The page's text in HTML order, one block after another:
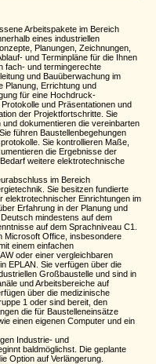
Arbeitspakete im Bereich
eines industriellen
Planungen, Zeichnungen,
und Terminpläne für die Ihnen
fach- und termingerechte
und Bauüberwachung im
Planung, Errichtung und
für eine Hochdruck-
und Präsentationen und
der Projektfortschritte. Sie
dokumentieren die vereinbarten
führen Baustellenbegehungen
Sie kontrollieren Maße,
die Ergebnisse der
weitere elektrotechnische
im Bereich
Sie besitzen fundierte
elektrotechnischer Einrichtungen im
Erfahrung in der Planung und
mindestens auf dem
auf dem Sprachniveau C1.
Microsoft Office, insbesondere
einem einfachen
oder einer vergleichbaren
EPLAN. Sie verfügen über die
Großbaustelle und sind in
und Arbeitsbereiche auf
über die medizinische
1 oder sind bereit, den
die für Baustelleneinsätze
einen eigenen Computer und ein
Industrie- und
baldmöglichst. Die geplante
Option auf Verlängerung.